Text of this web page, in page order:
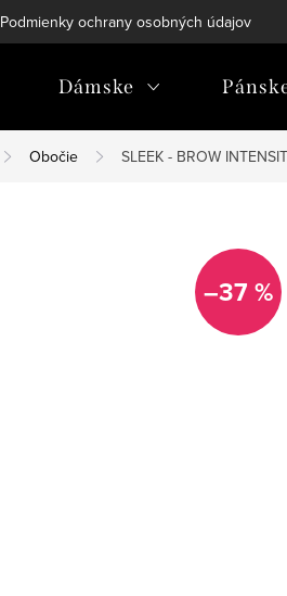
Podmienky ochrany osobných údajov
Dámske
Obočie SLEEK - BROW
–37 %